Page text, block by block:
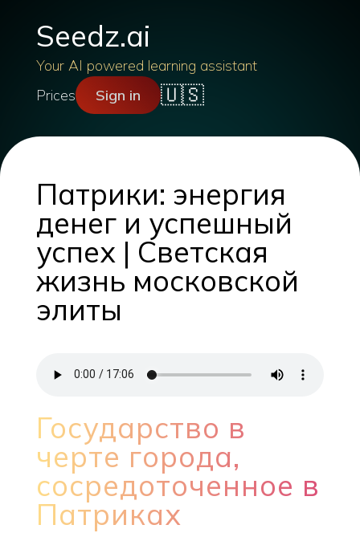
Seedz.ai
Your AI powered learning assistant
Prices
Sign in 🇺🇸
Патрики: энергия
денег и успешный
успех | Светская
жизнь московской
элиты
Государство в
черте города,
сосредоточенное в
Патриках